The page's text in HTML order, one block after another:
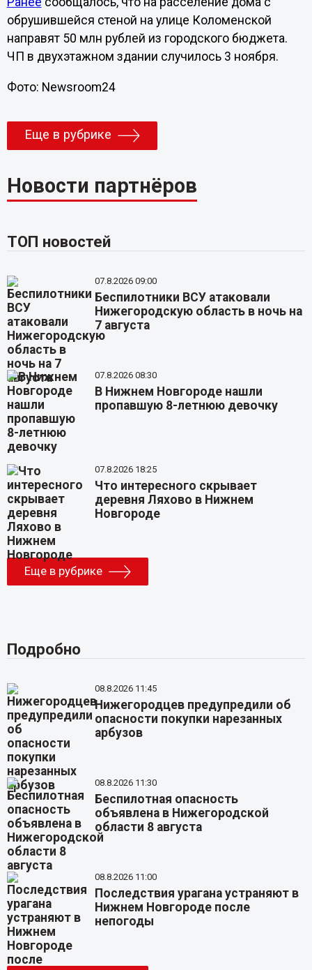
обрушившейся стеной на улице Коломенской
направят 50 млн рублей из городского бюджета.
ЧП в двухэтажном здании случилось 3 ноября.
Фото: Newsroom24
Еще в рубрике
Новости партнёров
ТОП новостей
07.8.2026 09:00
Беспилотники ВСУ атаковали
Нижегородскую область в ночь на
7 августа
07.8.2026 08:30
В Нижнем Новгороде нашли
пропавшую 8-летнюю девочку
07.8.2026 18:25
Что интересного скрывает
деревня Ляхово в Нижнем
Новгороде
Еще в рубрике
Подробно
08.8.2026 11:45
Нижегородцев предупредили об
опасности покупки нарезанных
арбузов
08.8.2026 11:30
Беспилотная опасность
объявлена в Нижегородской
области 8 августа
08.8.2026 11:00
Последствия урагана устраняют в
Нижнем Новгороде после
непогоды